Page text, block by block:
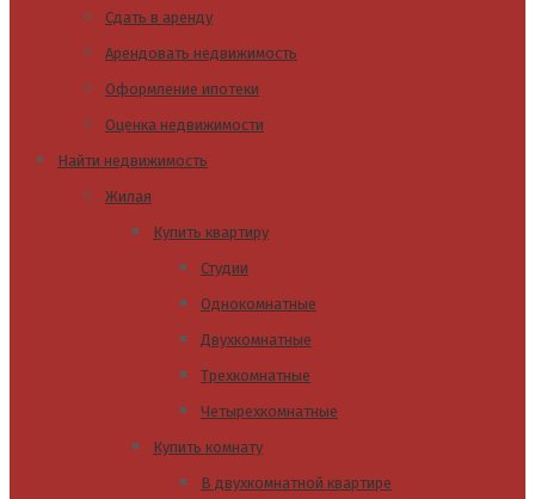
Сдать в аренду
Арендовать недвижимость
Оформление ипотеки
Оценка недвижимости
Найти недвижимость
Жилая
Купить квартиру
Студии
Однокомнатные
Двухкомнатные
Трехкомнатные
Четырехкомнатные
Купить комнату
В двухкомнатной квартире